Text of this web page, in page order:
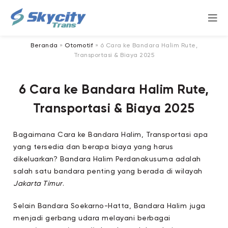
Beranda » Otomotif » 6 Cara ke Bandara Halim Rute,
Transportasi & Biaya 2025
6 Cara ke Bandara Halim Rute,
Transportasi & Biaya 2025
Bagaimana Cara ke Bandara Halim, Transportasi apa
yang tersedia dan berapa biaya yang harus
dikeluarkan? Bandara Halim Perdanakusuma adalah
salah satu bandara penting yang berada di wilayah
Jakarta Timur.
Selain Bandara Soekarno-Hatta, Bandara Halim juga
menjadi gerbang udara melayani berbagai